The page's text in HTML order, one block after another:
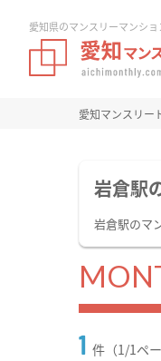
愛知県のマンスリーマンシ
愛知マンスリー
岩倉駅
岩倉駅のマ
1 件（1/1ペー